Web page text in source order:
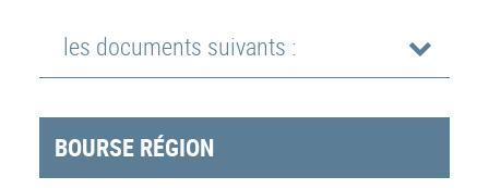
les documents suivants :
BOURSE RÉGION